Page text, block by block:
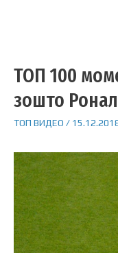
ТОП 100
зошто
ТОП ВИДЕО /